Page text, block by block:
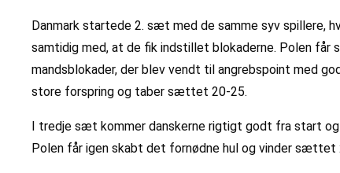
Danmark startede 2. sæt med de samme syv
samtidig med, at de fik indstillet blokaderne. Polen
mandsblokader, der blev vendt til angrebspoint med
store forspring og taber sættet 20-25.
I tredje sæt kommer danskerne rigtigt godt fra start
Polen får igen skabt det fornødne hul og vinder sættet